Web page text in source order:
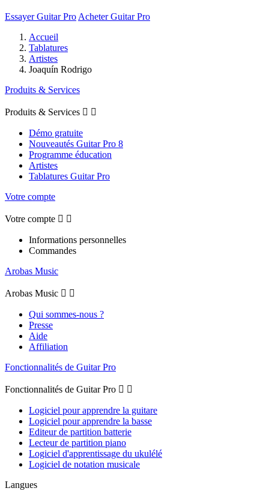
Essayer Guitar Pro Acheter Guitar Pro
Accueil
Tablatures
Artistes
Joaquín Rodrigo
Produits & Services
Produits & Services  
Démo gratuite
Nouveautés Guitar Pro 8
Programme éducation
Artistes
Tablatures Guitar Pro
Votre compte
Votre compte  
Informations personnelles
Commandes
Arobas Music
Arobas Music  
Qui sommes-nous ?
Presse
Aide
Affiliation
Fonctionnalités de Guitar Pro
Fonctionnalités de Guitar Pro  
Logiciel pour apprendre la guitare
Logiciel pour apprendre la basse
Editeur de partition batterie
Lecteur de partition piano
Logiciel d'apprentissage du ukulélé
Logiciel de notation musicale
Langues